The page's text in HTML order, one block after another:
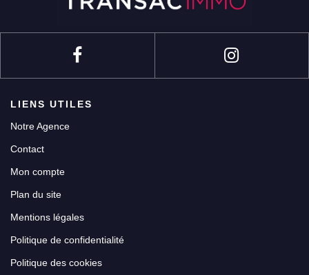
LIENS UTILES
Notre Agence
Contact
Mon compte
Plan du site
Mentions légales
Politique de confidentialité
Politique des cookies